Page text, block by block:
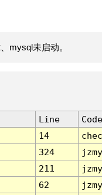
mysql未启动。
Line
Code
14
324
211
62